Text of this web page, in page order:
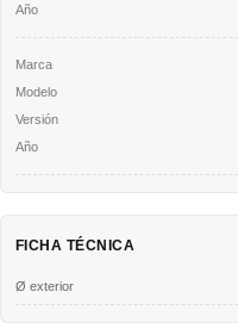
FICHA TÉCNICA
Ø exterior